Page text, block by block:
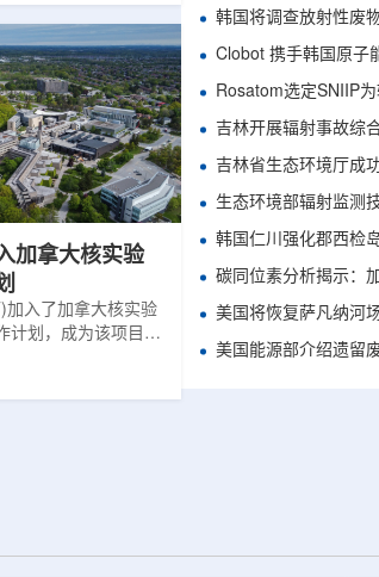
缺陷如何影响微电
。材料发现云可视
物理学原理的人工
实验数据、模拟和
测微小缺陷如何影
和寿命。(图片由
电子器件广泛用于
脑、安全通信和人
加拿大核实验
加入了加拿大核实验
计划，成为该项目中
这项举措旨在加强
韩国将调查放射性废
吉林开展辐射事故综
吉林省生态环境厅成
生态环境部辐射监测
美国将恢复萨凡纳河
美国能源部介绍遗留